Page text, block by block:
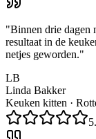
"Binnen drie dagen
resultaat in de
netjes geworden."
LB
Linda Bakker
Keuken kitten ·